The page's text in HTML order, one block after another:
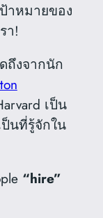
าหมายของ
า!
ถึงจากนัก
เป็น
นที่รู้จักใน
“hire”